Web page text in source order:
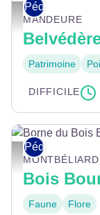
Théâtre antique - ©
Pédestre
MANDEURE
Patrimoine
DIFFICILE
Borne du Bois
Pédestre
MONTBÉLIARD
Bois
Faune Flore